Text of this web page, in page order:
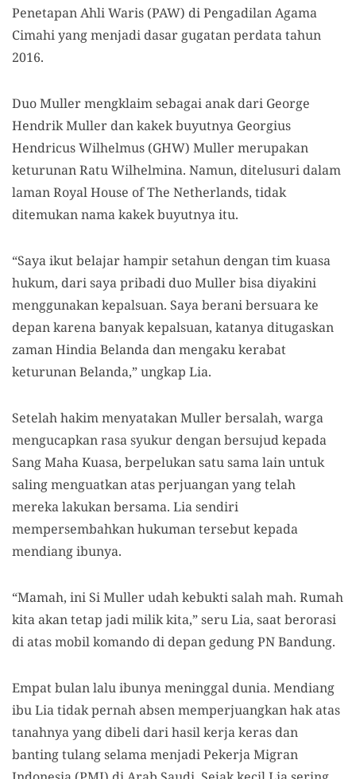
Penetapan Ahli Waris (PAW) di Pengadilan Agama
Cimahi yang menjadi dasar gugatan perdata tahun
2016.
Duo Muller mengklaim sebagai anak dari George
Hendrik Muller dan kakek buyutnya Georgius
Hendricus Wilhelmus (GHW) Muller merupakan
keturunan Ratu Wilhelmina. Namun, ditelusuri dalam
laman Royal House of The Netherlands, tidak
ditemukan nama kakek buyutnya itu.
“Saya ikut belajar hampir setahun dengan tim kuasa
hukum, dari saya pribadi duo Muller bisa diyakini
menggunakan kepalsuan. Saya berani bersuara ke
depan karena banyak kepalsuan, katanya ditugaskan
zaman Hindia Belanda dan mengaku kerabat
keturunan Belanda,” ungkap Lia.
Setelah hakim menyatakan Muller bersalah, warga
mengucapkan rasa syukur dengan bersujud kepada
Sang Maha Kuasa, berpelukan satu sama lain untuk
saling menguatkan atas perjuangan yang telah
mereka lakukan bersama. Lia sendiri
mempersembahkan hukuman tersebut kepada
mendiang ibunya.
“Mamah, ini Si Muller udah kebukti salah mah. Rumah
kita akan tetap jadi milik kita,” seru Lia, saat berorasi
di atas mobil komando di depan gedung PN Bandung.
Empat bulan lalu ibunya meninggal dunia. Mendiang
ibu Lia tidak pernah absen memperjuangkan hak atas
tanahnya yang dibeli dari hasil kerja keras dan
banting tulang selama menjadi Pekerja Migran